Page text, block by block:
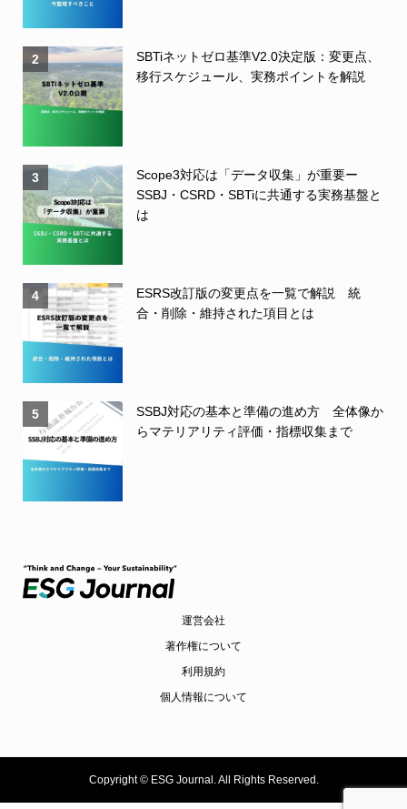
2
SBTiネットゼロ基準V2.0決定版：変更点、
移行スケジュール、実務ポイントを解説
3
Scope3対応は「データ収集」が重要ー
SSBJ・CSRD・SBTiに共通する実務基盤と
は
4
ESRS改訂版の変更点を一覧で解説 統
合・削除・維持された項目とは
5
SSBJ対応の基本と準備の進め方 全体像か
らマテリアリティ評価・指標収集まで
運営会社
著作権について
利用規約
個人情報について
Copyright ©ESG Journal. All Rights Reserved.